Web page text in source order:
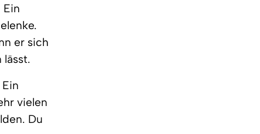
Ein
er sich
lässt.
vielen
Du